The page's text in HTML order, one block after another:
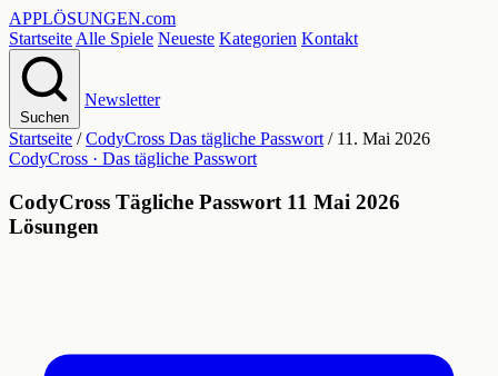
APPLÖSUNGEN.com
Startseite Alle Spiele Neueste Kategorien Kontakt
Suchen
Newsletter
Startseite / CodyCross Das tägliche Passwort / 11. Mai 2026
CodyCross · Das tägliche Passwort
CodyCross Tägliche Passwort 11 Mai 2026
Lösungen